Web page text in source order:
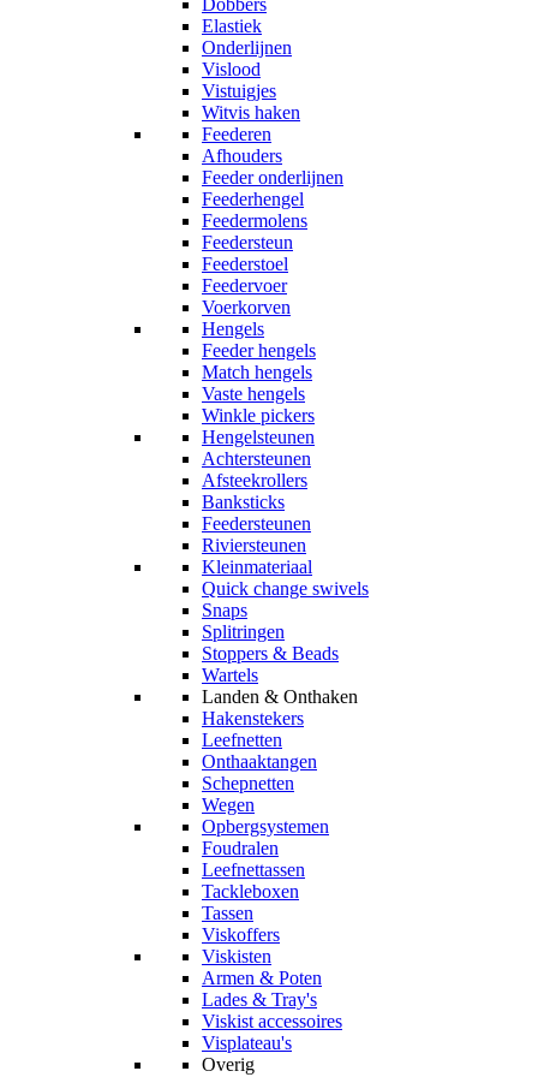
Dobbers
Elastiek
Onderlijnen
Vislood
Vistuigjes
Witvis haken
Feederen
Afhouders
Feeder onderlijnen
Feederhengel
Feedermolens
Feedersteun
Feederstoel
Feedervoer
Voerkorven
Hengels
Feeder hengels
Match hengels
Vaste hengels
Winkle pickers
Hengelsteunen
Achtersteunen
Afsteekrollers
Banksticks
Feedersteunen
Riviersteunen
Kleinmateriaal
Quick change swivels
Snaps
Splitringen
Stoppers & Beads
Wartels
Landen & Onthaken
Hakenstekers
Leefnetten
Onthaaktangen
Schepnetten
Wegen
Opbergsystemen
Foudralen
Leefnettassen
Tackleboxen
Tassen
Viskoffers
Viskisten
Armen & Poten
Lades & Tray's
Viskist accessoires
Visplateau's
Overig